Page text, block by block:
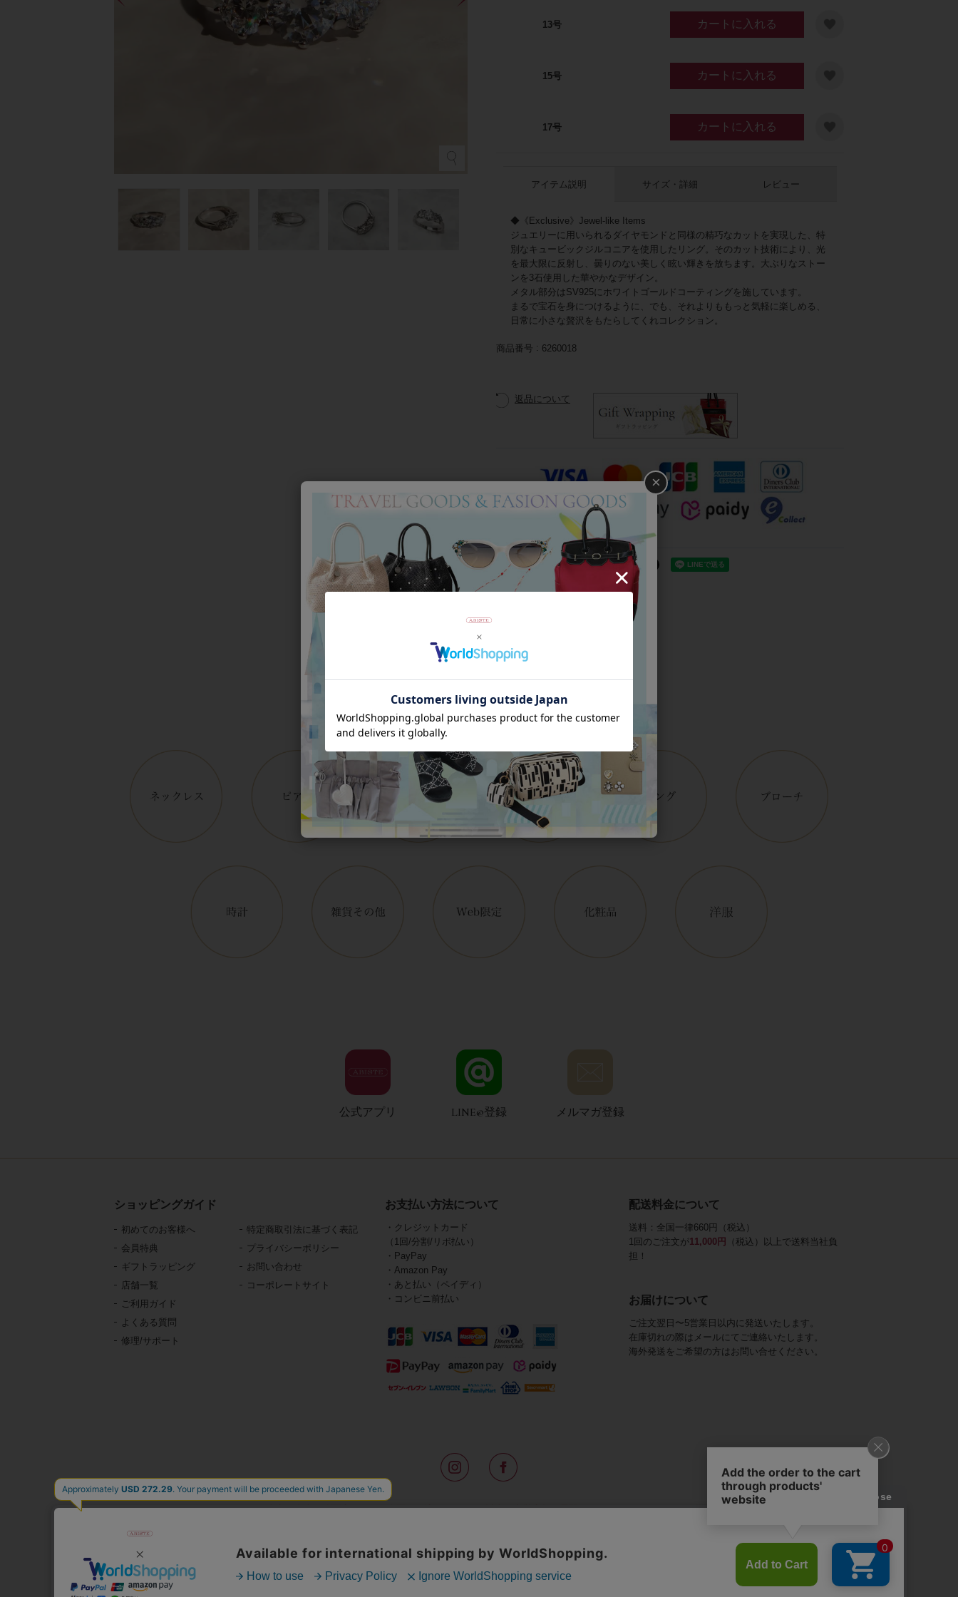
13号 カートに入れる
15号 カートに入れる
17号 カートに入れる
アイテム説明
◆《Exclusive》Jewel-like Items
ジュエリーに用いられるダイヤモンドと同様の精巧なカットを実現した、特
別なキュービックジルコニアを使用したリング。そのカット技術により、光
を最大限に反射し、曇りのない美しく眩い輝きを放ちます。大ぶりなストー
ンを3石使用した華やかなデザイン。
メタル部分はSV925にホワイトゴールドコーティングを施しています。
まるで宝石を身につけるように、でも、それよりももっと気軽に楽しめる、
日常に小さな贅沢をもたらしてくれコレクション。
サイズ・詳細 レビュー
商品番号 6260018
返品について
Category
アイテムカテゴリー
公式アプリ LINE@登録 メルマガ登録
ショッピングガイド
初めてのお客様へ
会員特典
ギフトラッピング
店舗一覧
ご利用ガイド
よくある質問
修理/サポート
特定商取引法に基づく表記
プライバシーポリシー
お問い合わせ
コーポレートサイト
お支払い方法について
・クレジットカード
（1回/分割/リボ払い）
・PayPay
・Amazon Pay
・あと払い（ペイディ）
・コンビニ前払い
配送料金について
送料：全国一律660円（税込）
1回のご注文が11,000円
（税込）以上で送料当社負
担！
お届けについて
ご注文翌日〜5営業日以内に発送いたします。
在庫切れの際はメールにてご連絡いたします。
海外発送をご希望の方はお問い合せください。
東京・青山の路面店をはじめ全国の一流ホテルに100以上の直営店舗を展開するABISTE(アビステ)は、
人気ランキングやテレビなどのメディア着用商品、雑誌掲載商品を紹介するコンテンツ、
無料のギフトラッピングや独自のポイントなどのサービスをご提供。
夢やときめきを与えられるよう願っています。
×